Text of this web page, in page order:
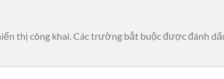
thị công khai.Các trường bắt buộc được đánh